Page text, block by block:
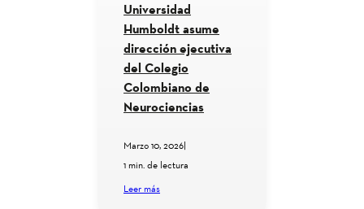
Universidad
Humboldt asume
dirección ejecutiva
del Colegio
Colombiano de
Neurociencias
Marzo 10, 2026|
1 min. de lectura
Leer más